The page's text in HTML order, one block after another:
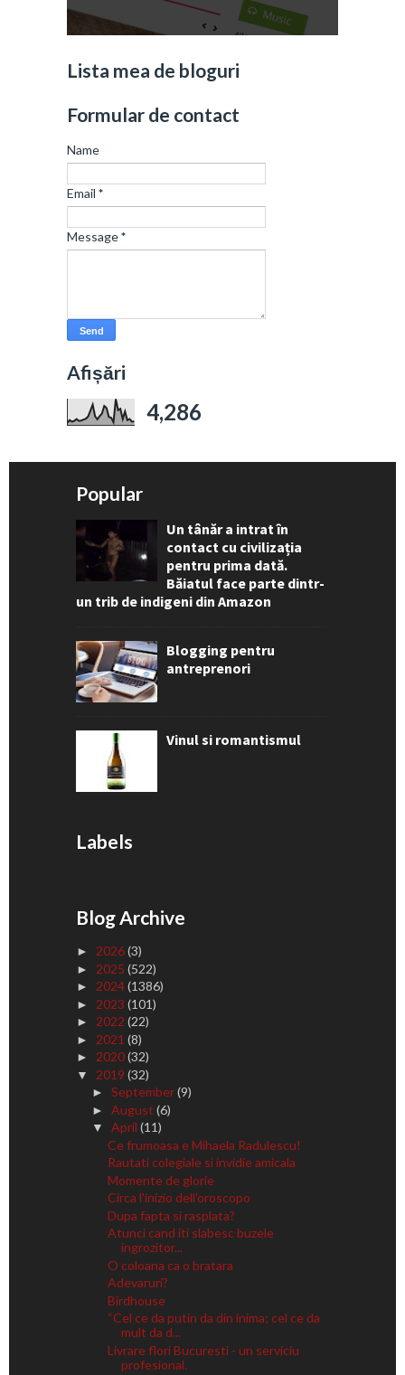
Lista mea de bloguri
Formular de contact
Name
Email *
Message*
Afișări
4,286
Popular
Un tânăr a intrat în
contact cu civilizația
pentru prima dată.
Băiatul face parte dintr-
un trib de indigeni din Amazon
Blogging pentru
antreprenori
Vinul si romantismul
Labels
Blog Archive
► 2026(3)
► 2025 (522)
► 2024(1386)
► 2023 (101)
► 2022 (22)
► 2021 (8)
► 2020(32)
▼ 2019 (32)
► September(9)
► August (6)
▼ April (11)
Ce frumoasa e Mihaela Radulescu!
Rautati colegiale si invidie amicala
Momente de glorie
Circa l'inizio dell'oroscopo
Dupa fapta si rasplata?
Atunci cand iti slabesc buzele
ingrozitor...
O coloana ca o bratara
Adevaruri?
Birdhouse
“Cel ce da putin da din inima; cel ce da
mult da d...
Livrare flori Bucuresti - un serviciu
profesional.